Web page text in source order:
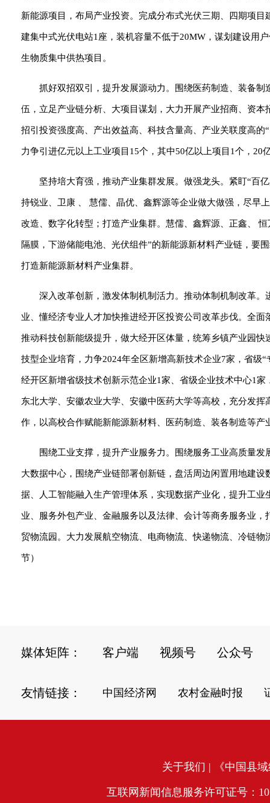
新能源项目，布局产业投资。完成分布式光伏三期、四期项
建集中式光伏电站1座，装机容量不低于20MW，谋划建设用
生物质集中供热项目。
抓好双招双引，提升发展源动力。围绕医药制造、装备
伍，立足产业链分析、大项目谋划，大力开展产业招商、资
招引投资强度高、产出效益高、科技含量高、产业关联度高
力争引进亿元以上工业项目15个，其中50亿以上项目1个，20
坚持培大育强，推动产业集群发展。做强龙头。紧盯“百
持锐业、卫康 、 慧儒、晶优、鑫辉源等企业做大做强，尽早
改造、数字化转型；打造产业集群。慧儒、鑫辉源、正鑫、
隔膜，下游储能电池、光伏组件”的新能源新材料产业链，要
打造新能源新材料产业集群。
深入改革创新，激发体制机制活力。推动体制机制改革
业、懂经济专业人才加快推进经开区投资公司改革步伐。全
推动科技创新能级提升，做大经开区体量，统筹乡镇产业园
技型企业培育，力争2024年全区新增高新技术企业7家，省级
经开区新增省级技术创新示范企业1家、省级企业技术中心1
东北大学、安徽农业大学、安徽中医药大学等高校，充分发
作，以高校合作赋能新能源新材料、医药制造、装各制造等产
围绕工业支撑，提升产业服务力。围绕服务工业高质量
大数据中心，围绕产业链部署创新链，盘活周边闲置用地建
据、人工智能融入生产管理体系，实现数据产业化，提升工
业、服务外包产业、金融服务以及法律、会计等商务服务业
贸物流园。大力发展航空物流、电商物流、快递物流、冷链
节）
媒体矩阵： 客户端 视频号 公众号
友情链接： 中国经济网 农村金融时报
关于我们 | 《中国县
互联网新闻信息服务许可证号：